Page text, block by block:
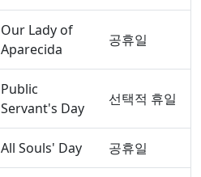
Our Lady of
Aparecida
공휴일
Public
Servant's Day
선택적 휴일
All Souls' Day 공휴일